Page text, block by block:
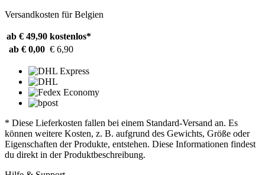
Versandkosten für Belgien
ab € 49,90 kostenlos*
ab € 0,00 € 6,90
* Diese Lieferkosten fallen bei einem Standard-Versand an. Es
können weitere Kosten, z. B. aufgrund des Gewichts, Größe oder
Eigenschaften der Produkte, entstehen. Diese Informationen findest
du direkt in der Produktbeschreibung.